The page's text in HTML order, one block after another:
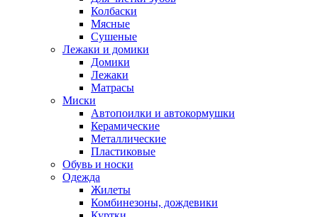
Колбаски
Мясные
Сушеные
Лежаки и домики
Домики
Лежаки
Матрасы
Миски
Автопоилки и автокормушки
Керамические
Металлические
Пластиковые
Обувь и носки
Одежда
Жилеты
Комбинезоны, дождевики